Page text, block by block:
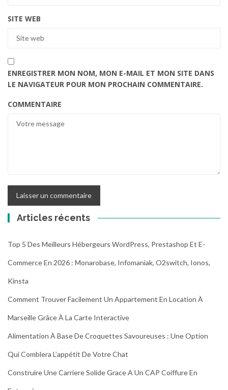
SITE WEB
ENREGISTRER MON NOM, MON E-MAIL ET MON SITE DANS
LE NAVIGATEUR POUR MON PROCHAIN COMMENTAIRE.
COMMENTAIRE
Articles récents
Top 5 Des Meilleurs Hébergeurs WordPress, Prestashop Et E-
Commerce En 2026 : Monarobase, Infomaniak, O2switch, Ionos,
Kinsta
Comment Trouver Facilement Un Appartement En Location À
Marseille Grâce À La Carte Interactive
Alimentation À Base De Croquettes Savoureuses : Une Option
Qui Comblera L’appétit De Votre Chat
Construire Une Carriere Solide Grace A Un CAP Coiffure En